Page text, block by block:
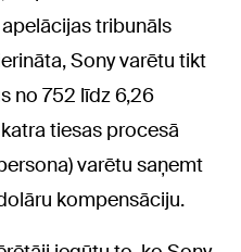
tribunāls
Sony varētu tikt
no 752 līdz 6,26
tiesas procesā
varētu saņemt
kompensāciju.